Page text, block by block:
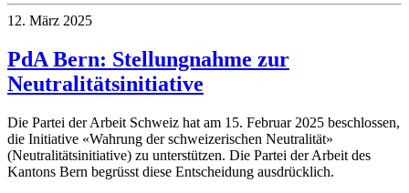
12. März 2025
PdA Bern: Stellungnahme zur
Neutralitätsinitiative
Die Partei der Arbeit Schweiz hat am 15. Februar 2025 beschlossen,
die Initiative «Wahrung der schweizerischen Neutralität»
(Neutralitätsinitiative) zu unterstützen. Die Partei der Arbeit des
Kantons Bern begrüsst diese Entscheidung ausdrücklich.